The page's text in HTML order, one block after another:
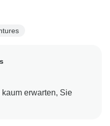
erwarten, Sie